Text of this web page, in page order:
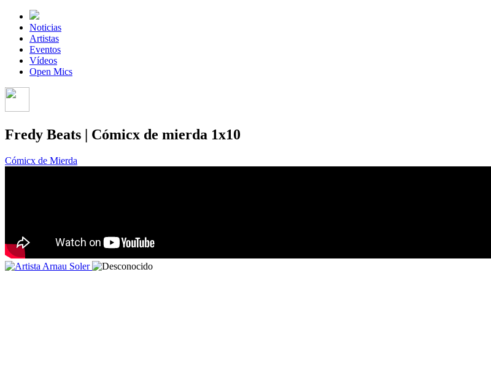
Noticias
Artistas
Eventos
Vídeos
Open Mics
Fredy Beats | Cómicx de mierda 1x10
Cómicx de Mierda